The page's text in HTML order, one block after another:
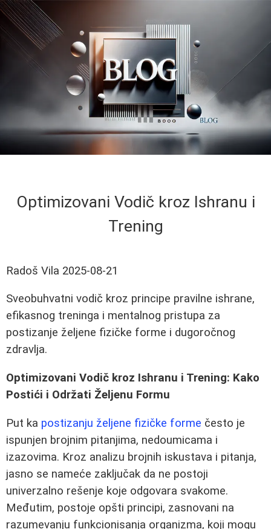
Optimizovani Vodič kroz Ishranu i
Trening
Radoš Vila 2025-08-21
Sveobuhvatni vodič kroz principe pravilne ishrane,
efikasnog treninga i mentalnog pristupa za
postizanje željene fizičke forme i dugoročnog
zdravlja.
Optimizovani Vodič kroz Ishranu i Trening: Kako
Postići i Održati Željenu Formu
Put ka postizanju željene fizičke forme često je
ispunjen brojnim pitanjima, nedoumicama i
izazovima. Kroz analizu brojnih iskustava i pitanja,
jasno se nameće zaključak da ne postoji
univerzalno rešenje koje odgovara svakome.
Međutim, postoje opšti principi, zasnovani na
razumevanju funkcionisanja organizma, koji mogu